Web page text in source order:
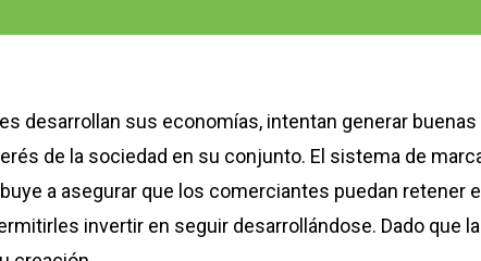
desarrollan sus economías, intentan generar
de la sociedad en su conjunto. El sistema de
a asegurar que los comerciantes puedan retener
invertir en seguir desarrollándose. Dado que